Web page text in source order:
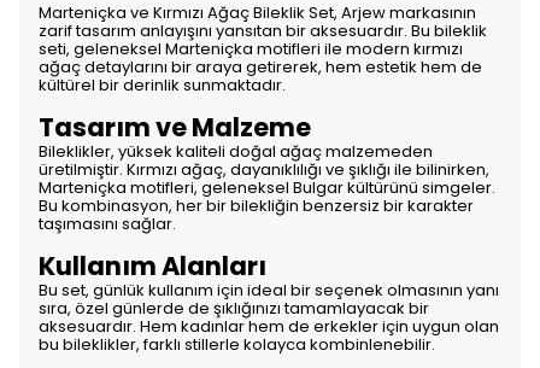
Marteniçka ve Kırmızı Ağaç Bileklik Set, Arjew markasının
zarif tasarım anlayışını yansıtan bir aksesuardır. Bu bileklik
seti, geleneksel Marteniçka motifleri ile modern kırmızı
ağaç detaylarını bir araya getirerek, hem estetik hem de
kültürel bir derinlik sunmaktadır.
Tasarım ve Malzeme
Bileklikler, yüksek kaliteli doğal ağaç malzemeden
üretilmiştir. Kırmızı ağaç, dayanıklılığı ve şıklığı ile bilinirken,
Marteniçka motifleri, geleneksel Bulgar kültürünü simgeler.
Bu kombinasyon, her bir bilekliğin benzersiz bir karakter
taşımasını sağlar.
Kullanım Alanları
Bu set, günlük kullanım için ideal bir seçenek olmasının yanı
sıra, özel günlerde de şıklığınızı tamamlayacak bir
aksesuardır. Hem kadınlar hem de erkekler için uygun olan
bu bileklikler, farklı stillerle kolayca kombinlenebilir.